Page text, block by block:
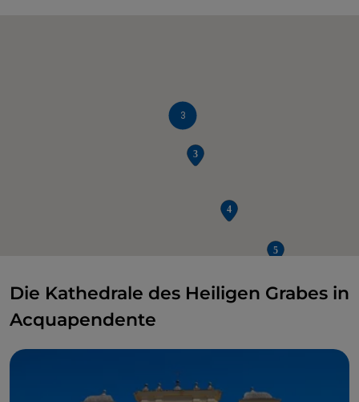
3
Die Kathedrale des Heiligen Grabes in
Acquapendente